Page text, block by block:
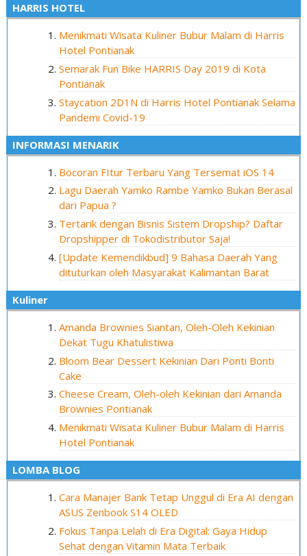
HARRIS HOTEL
Menikmati Wisata Kuliner Bubur Malam di Harris
Hotel Pontianak
Semarak Fun Bike HARRIS Day 2019 di Kota
Pontianak
Staycation 2D1N di Harris Hotel Pontianak Selama
Pandemi Covid-19
INFORMASI MENARIK
Bocoran FItur Terbaru Yang Tersemat iOS 14
Lagu Daerah Yamko Rambe Yamko Bukan Berasal
dari Papua ?
Tertarik dengan Bisnis Sistem Dropship? Daftar
Dropshipper di Tokodistributor Saja!
[Update Kemendikbud] 9 Bahasa Daerah Yang
dituturkan oleh Masyarakat Kalimantan Barat
Kuliner
Amanda Brownies Siantan, Oleh-Oleh Kekinian
Dekat Tugu Khatulistiwa
Bloom Bear Dessert Kekinian Dari Ponti Bonti
Cake
Cheese Cream, Oleh-oleh Kekinian dari Amanda
Brownies Pontianak
Menikmati Wisata Kuliner Bubur Malam di Harris
Hotel Pontianak
LOMBA BLOG
Cara Manajer Bank Tetap Unggul di Era AI dengan
ASUS Zenbook S14 OLED
Fokus Tanpa Lelah di Era Digital: Gaya Hidup
Sehat dengan Vitamin Mata Terbaik